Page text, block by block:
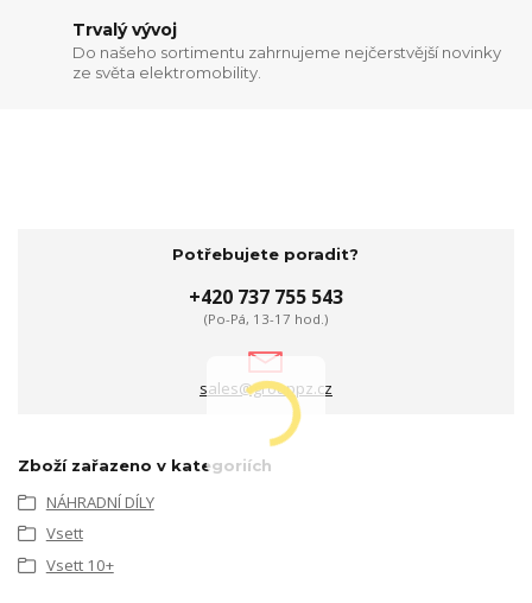
Trvalý vývoj
Do našeho sortimentu zahrnujeme nejčerstvější novinky
ze světa elektromobility.
Potřebujete poradit?
+420 737 755 543
(Po-Pá, 13-17 hod.)
sales@grouppz.cz
Zboží zařazeno v kategoriích
NÁHRADNÍ DÍLY
Vsett
Vsett 10+